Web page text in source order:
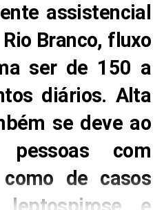
assistencial
Branco, fluxo
ser de 150 a
diários. Alta
se deve ao
com
de casos